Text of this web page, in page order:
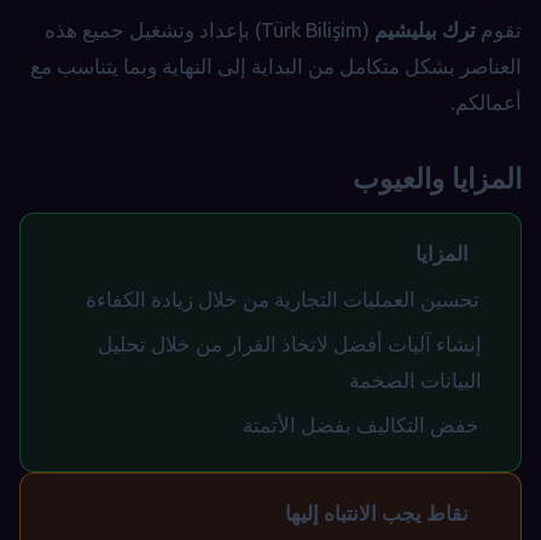
تقوم ترك بيليشيم
(Türk Bilişim) بإعداد وتشغيل جميع هذه
العناصر بشكل متكامل من البداية إلى النهاية وبما يتناسب مع
أعمالكم.
المزايا والعيوب
المزايا
تحسين العمليات التجارية من خلال زيادة الكفاءة
إنشاء آليات أفضل لاتخاذ القرار من خلال تحليل
البيانات الضخمة
خفض التكاليف بفضل الأتمتة
نقاط يجب الانتباه إليها